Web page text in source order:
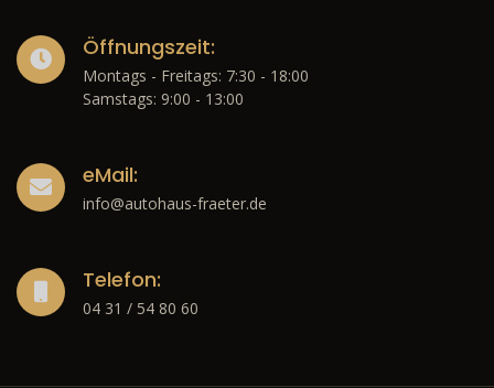
Öffnungszeit:
Montags - Freitags: 7:30 - 18:00
Samstags: 9:00 - 13:00
eMail:
info@autohaus-fraeter.de
Telefon:
04 31 / 54 80 60